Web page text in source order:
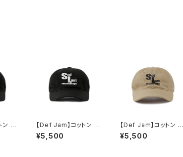
ン ベ
【Def Jam】コットン ベ
ースボールキャップ（ブ
ラック）
¥5,500
【Def Jam】コットン ベ
ースボールキャップ（ベ
ージュ）
¥5,500